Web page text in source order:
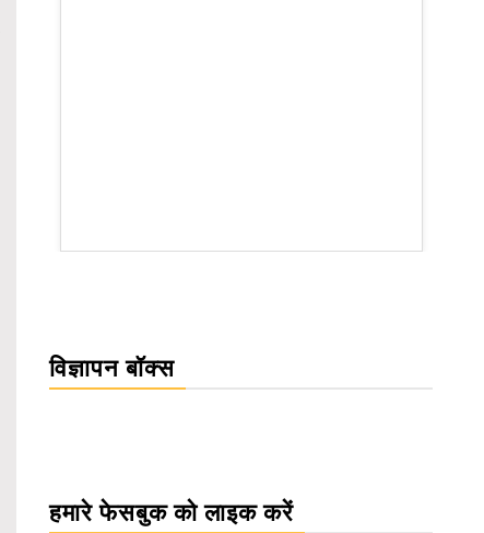
विज्ञापन बॉक्स
हमारे फेसबुक को लाइक करें